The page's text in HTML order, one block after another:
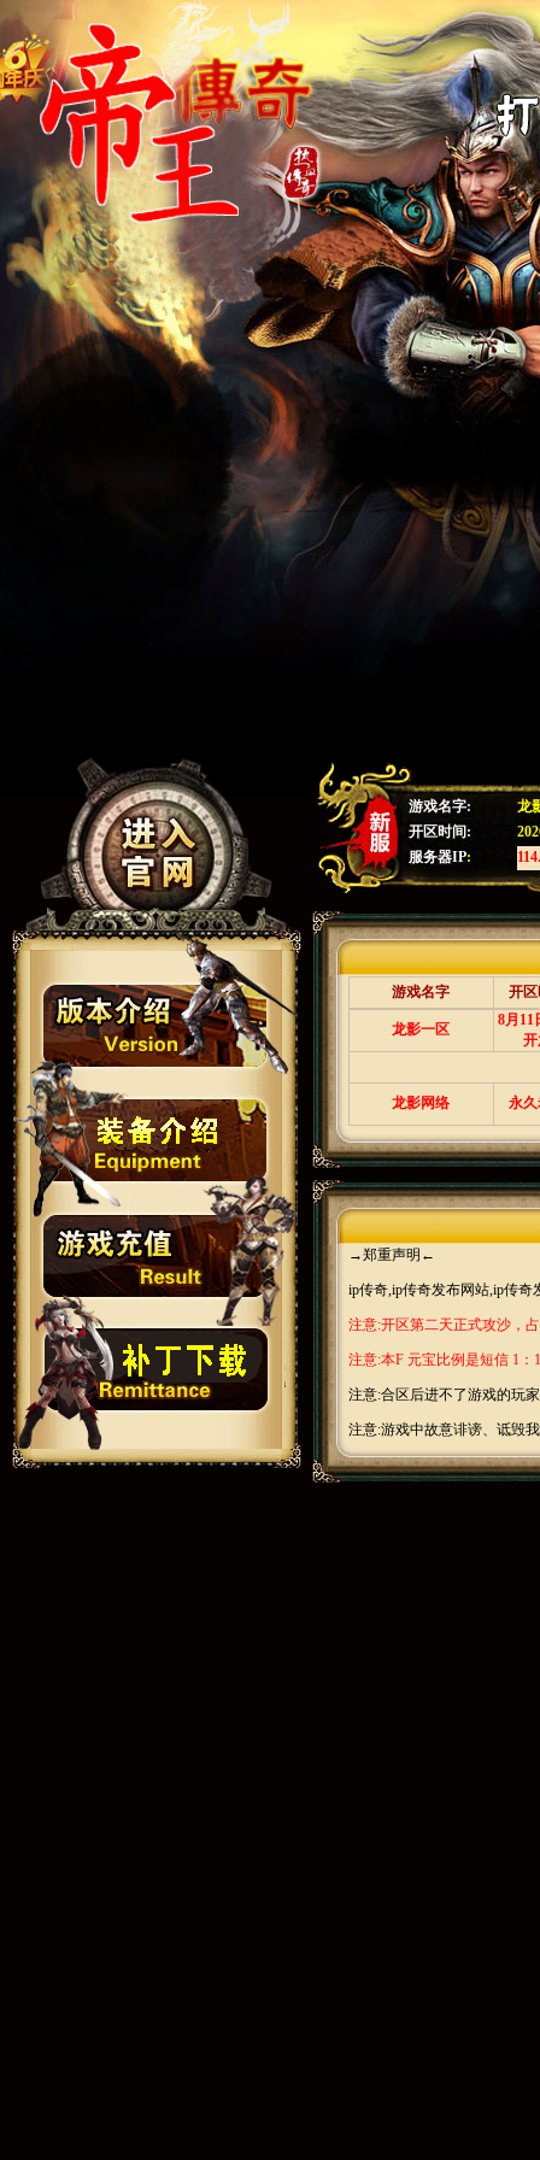
游戏名字:
龙
开区时间:
服务器IP:
游戏名字 开
龙影一区
8月11
开
龙影网络 永
→郑重声明←
ip传奇,ip传奇发布网站,ip传奇
注意:开区第二天正式攻沙，
注意:本F 元宝比例是短信 1：
注意:合区后进不了游戏的玩
注意:游戏中故意诽谤、诋毁